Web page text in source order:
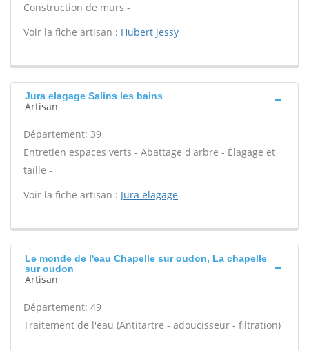
Construction de murs -
Voir la fiche artisan : Hubert jessy
Jura elagage Salins les bains
Artisan
Département: 39
Entretien espaces verts - Abattage d'arbre - Élagage et
taille -
Voir la fiche artisan : Jura elagage
Le monde de l'eau Chapelle sur oudon, La chapelle
sur oudon
Artisan
Département: 49
Traitement de l'eau (Antitartre - adoucisseur - filtration)
-